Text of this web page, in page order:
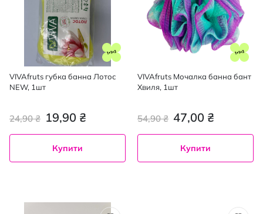
VIVAfruts губка банна Лотос
NEW, 1шт
19,90 ₴
24,90 ₴
Купити
VIVAfruts Мочалка банна бант
Хвиля, 1шт
47,00 ₴
54,90 ₴
Купити